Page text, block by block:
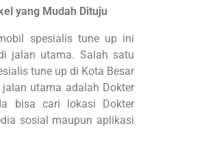
yang Mudah Dituju
spesialis tune up ini
jalan utama. Salah satu
tune up di Kota Besar
utama adalah Dokter
bisa cari lokasi Dokter
sosial maupun aplikasi